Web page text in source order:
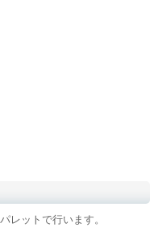
レットで行います。